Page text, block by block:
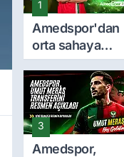
1
Amedspor'dan
orta sahaya
önemli takviye:
Furkan Soyalp
ile sözleşme
imzalandı
3
Amedspor,